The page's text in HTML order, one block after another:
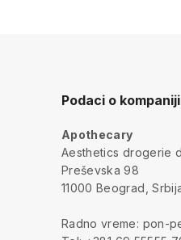
Podaci o kompaniji
Apothecary
Aesthetics drogerie
Preševska 98
11000 Beograd,
Radno vreme: pon-